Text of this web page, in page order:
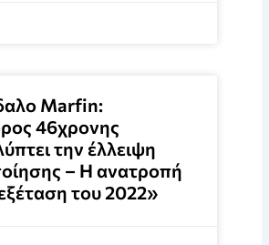
Marfin:
46χρονης
την έλλειψη
– Η ανατροπή
του 2022»